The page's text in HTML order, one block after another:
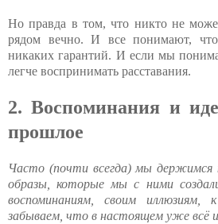
Но правда в том, что никто не
рядом вечно. И все понимают,
никаких гарантий. И если мы
легче воспринимать расставания.
2. Воспоминания и
прошлое
Часто (почти всегда) мы держимся
образы, которые мы с ними
воспоминаниям, своим
забываем, что в настоящем уже всё